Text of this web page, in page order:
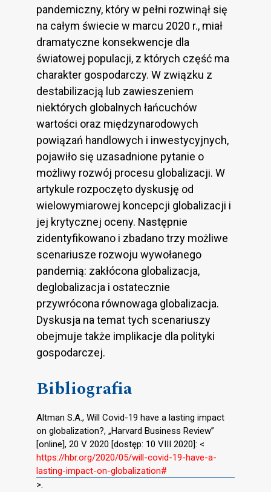
pandemiczny, który w pełni rozwinął się
na całym świecie w marcu 2020 r., miał
dramatyczne konsekwencje dla
światowej populacji, z których część ma
charakter gospodarczy. W związku z
destabilizacją lub zawieszeniem
niektórych globalnych łańcuchów
wartości oraz międzynarodowych
powiązań handlowych i inwestycyjnych,
pojawiło się uzasadnione pytanie o
możliwy rozwój procesu globalizacji. W
artykule rozpoczęto dyskusję od
wielowymiarowej koncepcji globalizacji i
jej krytycznej oceny. Następnie
zidentyfikowano i zbadano trzy możliwe
scenariusze rozwoju wywołanego
pandemią: zakłócona globalizacja,
deglobalizacja i ostatecznie
przywrócona równowaga globalizacja.
Dyskusja na temat tych scenariuszy
obejmuje także implikacje dla polityki
gospodarczej.
Bibliografia
Altman S.A., Will Covid-19 have a lasting impact
on globalization?, „Harvard Business Review”
[online], 20 V 2020 [dostęp: 10 VIII 2020]: <
https://hbr.org/2020/05/will-covid-19-have-a-
lasting-impact-on-globalization#
>.